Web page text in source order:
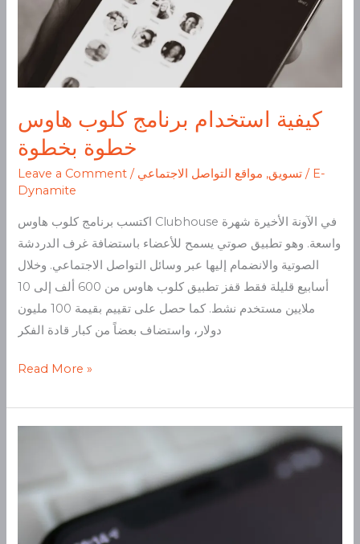
كيفية استخدام برنامج كلوب هاوس
خطوة بخطوة
Leave a Comment / تسويق, مواقع التواصل الاجتماعي / E-
Dynamite
اكتسب برنامج كلوب هاوس Clubhouse في الآونة الأخيرة شهرة
واسعة. وهو تطبيق صوتي يسمح للأعضاء باستضافة غرف الدردشة
الصوتية والانضمام إليها عبر وسائل التواصل الاجتماعي. وخلال
أسابيع قليلة فقط قفز تطبيق كلوب هاوس من 600 ألف إلى 10
ملايين مستخدم نشط. كما حصل على تقييم بقيمة 100 مليون
دولار، واستضاف بعضاً من كبار قادة الفكر
Read More »
وأهميته